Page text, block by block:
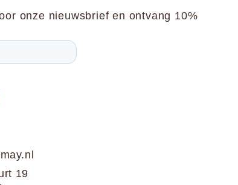
onze nieuwsbrief en ontvang 10%
19